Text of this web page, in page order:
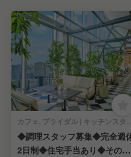
カフェ, ブライダ
◆調理スタッフ募集◆完全週
2日制◆住宅手当あり◆その他